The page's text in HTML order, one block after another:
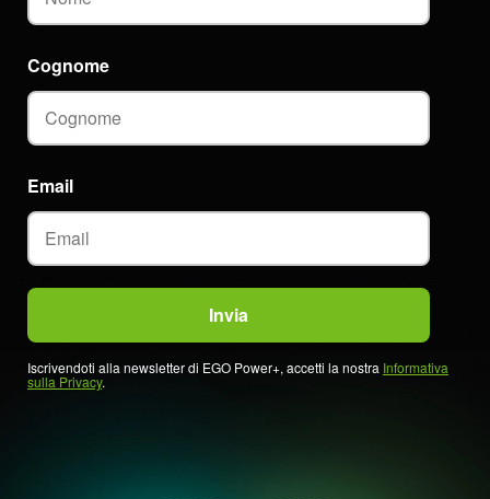
Email
Cognome
Iscrivendoti alla newsletter di EGO Power+, accetti la nostra Informativa
sulla Privacy.